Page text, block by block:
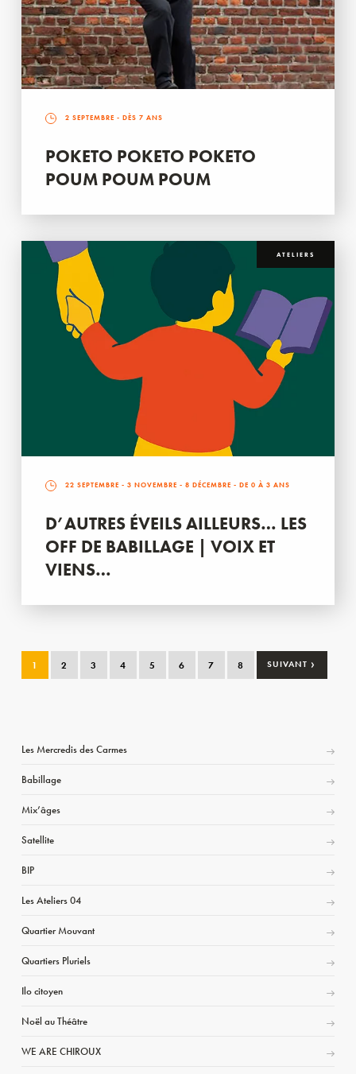
2 SEPTEMBRE - DÈS 7 ANS
POKETO POKETO POKETO
POUM POUM POUM
ATELIERS
22 SEPTEMBRE - 3 NOVEMBRE - 8 DÉCEMBRE - DE 0 À 3 ANS
D’AUTRES ÉVEILS AILLEURS… LES
OFF DE BABILLAGE | VOIX ET
VIENS…
1 2 3 4 5 6 7 8 SUIVANT ›
Les Mercredis des Carmes
Babillage
Mix’âges
Satellite
BIP
Les Ateliers 04
Quartier Mouvant
Quartiers Pluriels
Ilo citoyen
Noël au Théâtre
WE ARE CHIROUX